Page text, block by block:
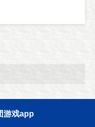
游戏app